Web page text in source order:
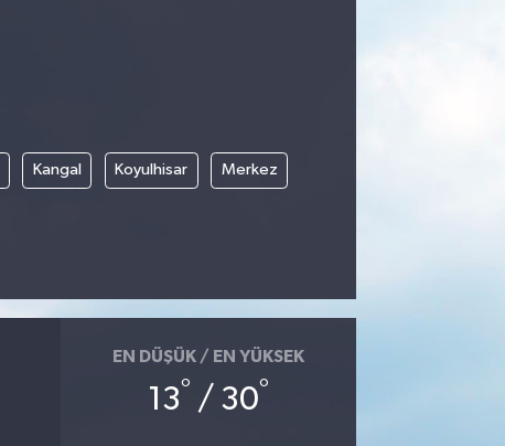
Kangal Koyulhisar Merkez
EN DÜŞÜK / EN YÜKSEK
13° / 30°